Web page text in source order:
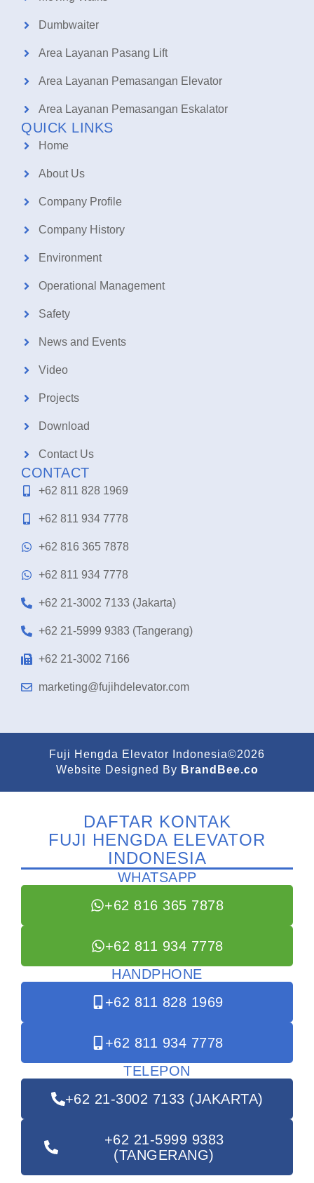
Dumbwaiter
Area Layanan Pasang Lift
Area Layanan Pemasangan Elevator
Area Layanan Pemasangan Eskalator
QUICK LINKS
Home
About Us
Company Profile
Company History
Environment
Operational Management
Safety
News and Events
Video
Projects
Download
Contact Us
CONTACT
+62 811 828 1969
+62 811 934 7778
+62 816 365 7878
+62 811 934 7778
+62 21-3002 7133 (Jakarta)
+62 21-5999 9383 (Tangerang)
+62 21-3002 7166
marketing@fujihdelevator.com
Fuji Hengda Elevator Indonesia©2026
Website Designed By BrandBee.co
DAFTAR KONTAK
FUJI HENGDA ELEVATOR
INDONESIA
WHATSAPP
+62 816 365 7878
+62 811 934 7778
HANDPHONE
+62 811 828 1969
+62 811 934 7778
TELEPON
+62 21-3002 7133 (JAKARTA)
+62 21-5999 9383
(TANGERANG)